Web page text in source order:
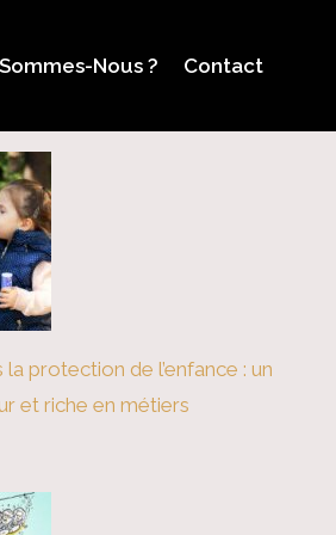
Nous ? Contact
la protection de l’enfance : un
et riche en métiers